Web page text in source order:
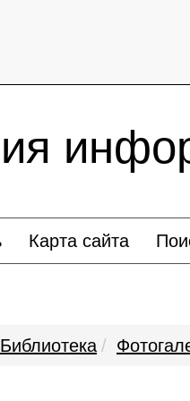
Карта сайта
Библиотека